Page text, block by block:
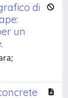
di
un